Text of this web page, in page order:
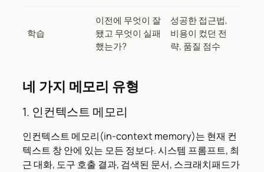
학습
이전에 무엇이 잘
됐고 무엇이 실패
했는가?
성공한 접근법,
비용이 컸던 전
략, 품질 점수
네 가지 메모리 유형
1. 인컨텍스트 메모리
인컨텍스트 메모리(in-context memory)는 현재 컨
텍스트 창 안에 있는 모든 정보다. 시스템 프롬프트, 최
근 대화, 도구 호출 결과, 검색된 문서, 스크래치패드가